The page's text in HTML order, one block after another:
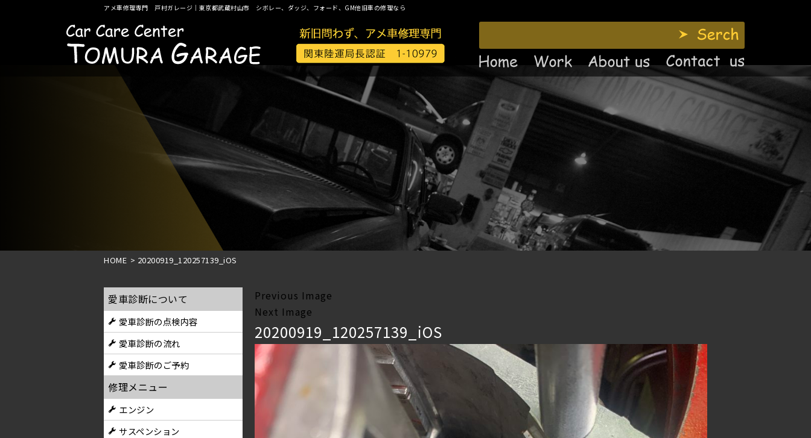
アメ車修理専門 戸村ガレージ｜東京都武蔵村山市 シボレー、ダッジ、フォード、GM他旧車の修理なら
HOME > 20200919_120257139_iOS
Previous Image
Next Image
20200919_120257139_iOS
愛車診断について
愛車診断の点検内容
愛車診断の流れ
愛車診断のご予約
修理メニュー
エンジン
サスペンション